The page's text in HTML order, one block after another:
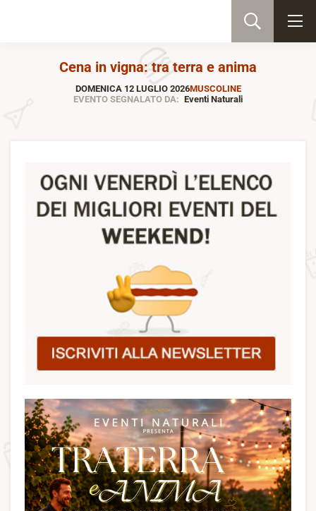
Cena in vigna: tra terra e anima
DOMENICA 12 LUGLIO 2026MUSCOLINE
EVENTO SEGNALATO DA: Eventi Naturali